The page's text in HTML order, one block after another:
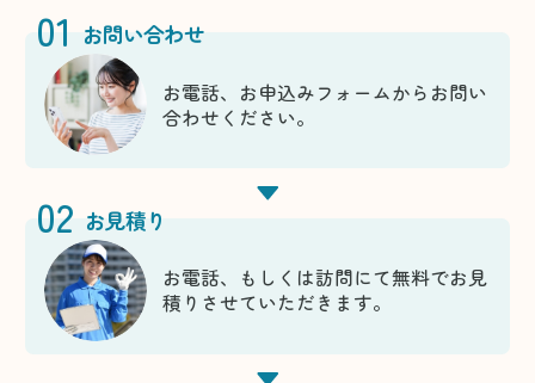
01 お問い合わせ
お電話、お申込みフォームからお問い
合わせください。
02 お見積り
お電話、もしくは訪問にて無料でお見
積りさせていただきます。